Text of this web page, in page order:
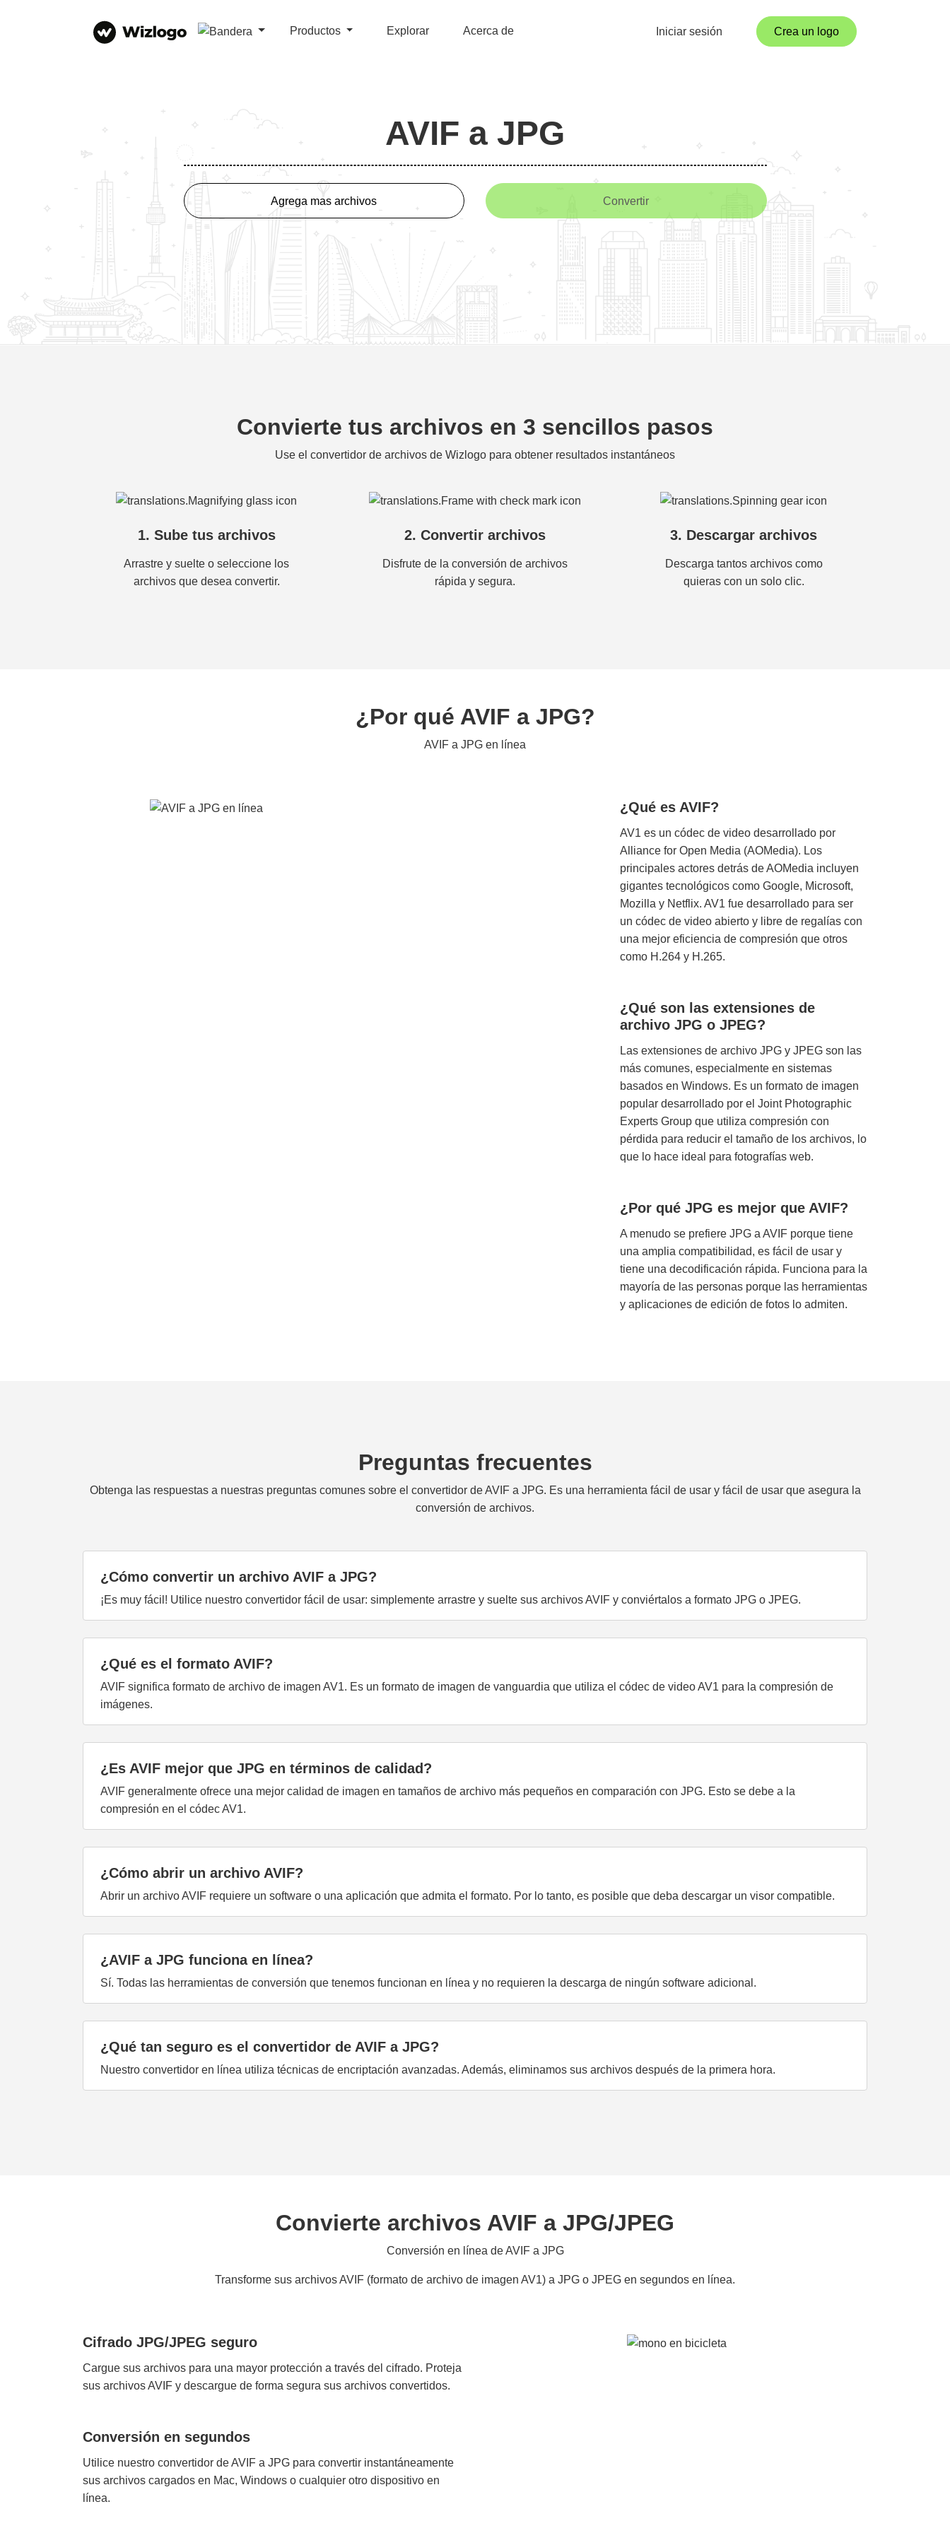
Productos Explorar Acerca de Iniciar sesión Crea un logo
AVIF a JPG
Agrega mas archivos Convertir
Convierte tus archivos en 3 sencillos pasos
Use el convertidor de archivos de Wizlogo para obtener resultados instantáneos
1. Sube tus archivos
Arrastre y suelte o seleccione los
archivos que desea convertir.
2. Convertir archivos
Disfrute de la conversión de archivos
rápida y segura.
3. Descargar archivos
Descarga tantos archivos como
quieras con un solo clic.
¿Por qué AVIF a JPG?
AVIF a JPG en línea
¿Qué es AVIF?
AV1 es un códec de video desarrollado por
Alliance for Open Media (AOMedia). Los
principales actores detrás de AOMedia incluyen
gigantes tecnológicos como Google, Microsoft,
Mozilla y Netflix. AV1 fue desarrollado para ser
un códec de video abierto y libre de regalías con
una mejor eficiencia de compresión que otros
como H.264 y H.265.
¿Qué son las extensiones de
archivo JPG o JPEG?
Las extensiones de archivo JPG y JPEG son las
más comunes, especialmente en sistemas
basados en Windows. Es un formato de imagen
popular desarrollado por el Joint Photographic
Experts Group que utiliza compresión con
pérdida para reducir el tamaño de los archivos, lo
que lo hace ideal para fotografías web.
¿Por qué JPG es mejor que AVIF?
A menudo se prefiere JPG a AVIF porque tiene
una amplia compatibilidad, es fácil de usar y
tiene una decodificación rápida. Funciona para la
mayoría de las personas porque las herramientas
y aplicaciones de edición de fotos lo admiten.
Preguntas frecuentes
Obtenga las respuestas a nuestras preguntas comunes sobre el convertidor de AVIF a JPG. Es una herramienta fácil de usar y fácil de usar que asegura la
conversión de archivos.
¿Cómo convertir un archivo AVIF a JPG?
¡Es muy fácil! Utilice nuestro convertidor fácil de usar: simplemente arrastre y suelte sus archivos AVIF y conviértalos a formato JPG o JPEG.
¿Qué es el formato AVIF?
AVIF significa formato de archivo de imagen AV1. Es un formato de imagen de vanguardia que utiliza el códec de video AV1 para la compresión de
imágenes.
¿Es AVIF mejor que JPG en términos de calidad?
AVIF generalmente ofrece una mejor calidad de imagen en tamaños de archivo más pequeños en comparación con JPG. Esto se debe a la
compresión en el códec AV1.
¿Cómo abrir un archivo AVIF?
Abrir un archivo AVIF requiere un software o una aplicación que admita el formato. Por lo tanto, es posible que deba descargar un visor compatible.
¿AVIF a JPG funciona en línea?
Sí. Todas las herramientas de conversión que tenemos funcionan en línea y no requieren la descarga de ningún software adicional.
¿Qué tan seguro es el convertidor de AVIF a JPG?
Nuestro convertidor en línea utiliza técnicas de encriptación avanzadas. Además, eliminamos sus archivos después de la primera hora.
Convierte archivos AVIF a JPG/JPEG
Conversión en línea de AVIF a JPG
Transforme sus archivos AVIF (formato de archivo de imagen AV1) a JPG o JPEG en segundos en línea.
Cifrado JPG/JPEG seguro
Cargue sus archivos para una mayor protección a través del cifrado. Proteja
sus archivos AVIF y descargue de forma segura sus archivos convertidos.
Conversión en segundos
Utilice nuestro convertidor de AVIF a JPG para convertir instantáneamente
sus archivos cargados en Mac, Windows o cualquier otro dispositivo en
línea.